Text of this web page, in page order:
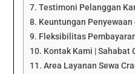
Testimoni Pelanggan
Keuntungan Penyewaan
Fleksibilitas
Kontak Kami | Sahabat
Area Layanan Sewa